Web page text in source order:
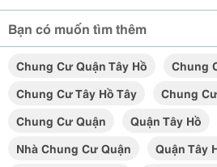
Bạn có muốn tìm thêm
Chung Cư Quận Tây Hồ
Chung
Chung Cư Tây Hồ Tây
Chung
Chung Cư Quận
Quận Tây Hồ
Nhà Chung Cư Quận
Quận Tây